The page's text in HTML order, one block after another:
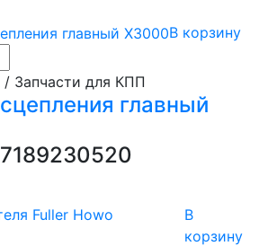
В корзину
/ Запчасти для КПП
главный
В
корзину